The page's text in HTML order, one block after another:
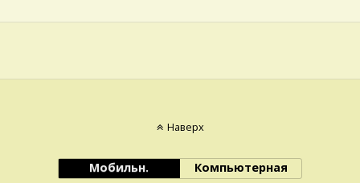
Наверх
Мобильн. Компьютерная